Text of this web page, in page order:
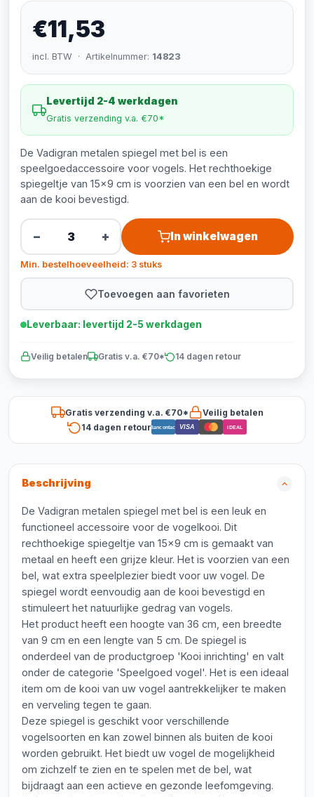
€11,53
incl. BTW · Artikelnummer: 14823
Levertijd 2-4 werkdagen
Gratis verzending v.a. €70*
De Vadigran metalen spiegel met bel is een
speelgoedaccessoire voor vogels. Het rechthoekige
spiegeltje van 15x9 cm is voorzien van een bel en wordt
aan de kooi bevestigd.
− + In winkelwagen
Min. bestelhoeveelheid: 3 stuks
Toevoegen aan favorieten
Leverbaar: levertijd 2-5 werkdagen
Veilig betalen Gratis v.a. €70* 14 dagen retour
Gratis verzending v.a. €70*
Veilig betalen
14 dagen retourBancontact VISA iDEAL
Beschrijving
De Vadigran metalen spiegel met bel is een leuk en
functioneel accessoire voor de vogelkooi. Dit
rechthoekige spiegeltje van 15x9 cm is gemaakt van
metaal en heeft een grijze kleur. Het is voorzien van een
bel, wat extra speelplezier biedt voor uw vogel. De
spiegel wordt eenvoudig aan de kooi bevestigd en
stimuleert het natuurlijke gedrag van vogels.
Het product heeft een hoogte van 36 cm, een breedte
van 9 cm en een lengte van 5 cm. De spiegel is
onderdeel van de productgroep 'Kooi inrichting' en valt
onder de categorie 'Speelgoed vogel'. Het is een ideaal
item om de kooi van uw vogel aantrekkelijker te maken
en verveling tegen te gaan.
Deze spiegel is geschikt voor verschillende
vogelsoorten en kan zowel binnen als buiten de kooi
worden gebruikt. Het biedt uw vogel de mogelijkheid
om zichzelf te zien en te spelen met de bel, wat
bijdraagt aan een actieve en gezonde leefomgeving.